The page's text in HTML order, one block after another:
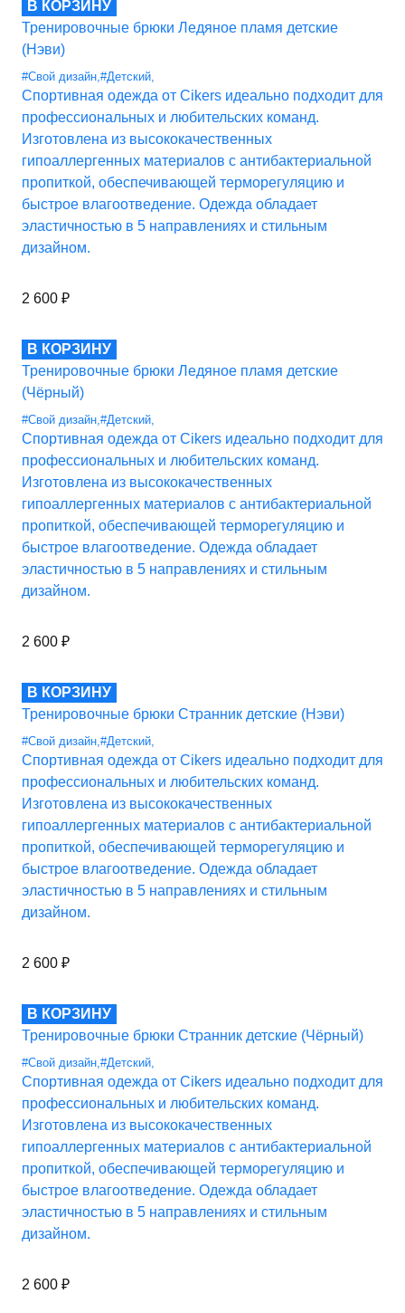
В КОРЗИНУ
Тренировочные брюки Ледяное пламя детские
(Нэви)
#Свой дизайн #Детский
Спортивная одежда от Cikers идеально подходит для
профессиональных и любительских команд.
Изготовлена из высококачественных
гипоаллергенных материалов с антибактериальной
пропиткой, обеспечивающей терморегуляцию и
быстрое влагоотведение. Одежда обладает
эластичностью в 5 направлениях и стильным
дизайном.
2 600 ₽
В КОРЗИНУ
Тренировочные брюки Ледяное пламя детские
(Чёрный)
#Свой дизайн #Детский
Спортивная одежда от Cikers идеально подходит для
профессиональных и любительских команд.
Изготовлена из высококачественных
гипоаллергенных материалов с антибактериальной
пропиткой, обеспечивающей терморегуляцию и
быстрое влагоотведение. Одежда обладает
эластичностью в 5 направлениях и стильным
дизайном.
2 600 ₽
В КОРЗИНУ
Тренировочные брюки Странник детские (Нэви)
#Свой дизайн #Детский
Спортивная одежда от Cikers идеально подходит для
профессиональных и любительских команд.
Изготовлена из высококачественных
гипоаллергенных материалов с антибактериальной
пропиткой, обеспечивающей терморегуляцию и
быстрое влагоотведение. Одежда обладает
эластичностью в 5 направлениях и стильным
дизайном.
2 600 ₽
В КОРЗИНУ
Тренировочные брюки Странник детские (Чёрный)
#Свой дизайн #Детский
Спортивная одежда от Cikers идеально подходит для
профессиональных и любительских команд.
Изготовлена из высококачественных
гипоаллергенных материалов с антибактериальной
пропиткой, обеспечивающей терморегуляцию и
быстрое влагоотведение. Одежда обладает
эластичностью в 5 направлениях и стильным
дизайном.
2 600 ₽